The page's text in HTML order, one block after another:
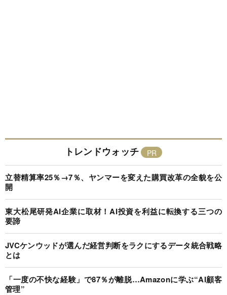
トレンドウォッチ
立替精算率25％→7％、ヤンマーを変えた購買改革の全貌を公
開
東大松尾研発AI企業に取材！AI投資を利益に転換する三つの
要諦
JVCケンウッドが選んだ経営判断をラクにするデータ統合戦略
とは
「一度の不快な経験」で87％が離脱…Amazonに学ぶ“AI顧客
管理”